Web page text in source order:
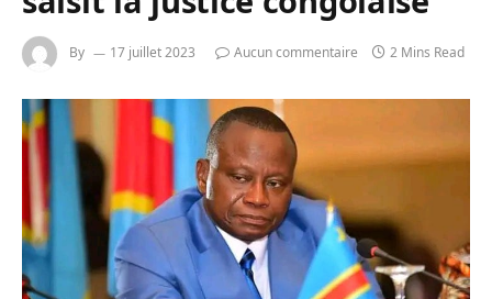
By 17 juillet 2023 Aucun commentaire 2 Mins Read